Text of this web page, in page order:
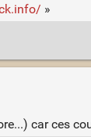
»
car ces